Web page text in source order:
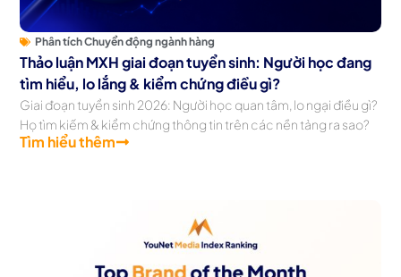
Phân tích Chuyển động ngành hàng
Thảo luận MXH giai đoạn tuyển sinh: Người học đang
tìm hiểu, lo lắng & kiểm chứng điều gì?
Giai đoạn tuyển sinh 2026: Người học quan tâm, lo ngại điều gì?
Họ tìm kiếm & kiểm chứng thông tin trên các nền tảng ra sao?
Tìm hiểu thêm